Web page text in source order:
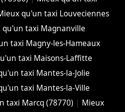
qu'un taxi Louveciennes
qu'un taxi Magnanville
taxi Magny-les-Hameaux
taxi Maisons-Laffitte
taxi Mantes-la-Jolie
taxi Mantes-la-Ville
taxi Marcq (78770) | Mieux